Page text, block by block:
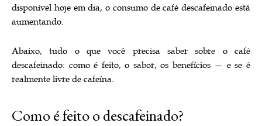
disponível hoje em dia, o consumo de café descafeinado está
aumentando.
Abaixo, tudo o que você precisa saber sobre o café
descafeinado: como é feito, o sabor, os benefícios — e se é
realmente livre de cafeína.
Como é feito o descafeinado?